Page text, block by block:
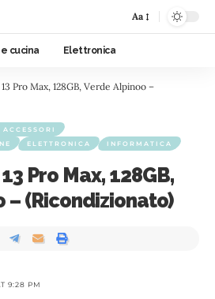
Aa
cucina Elettronica
Pro Max, 128GB, Verde Alpinoo –
ELETTRONICA INFORMATICA
Pro Max, 128GB,
– (Ricondizionato)
9:28 PM